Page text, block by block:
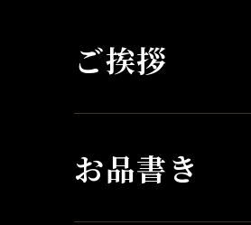
ご挨拶
お品書き